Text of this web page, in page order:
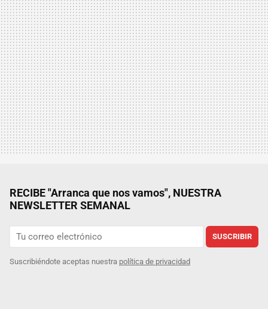
RECIBE "Arranca que nos vamos", NUESTRA
NEWSLETTER SEMANAL
SUSCRIBIR
Suscribiéndote aceptas nuestra política de privacidad